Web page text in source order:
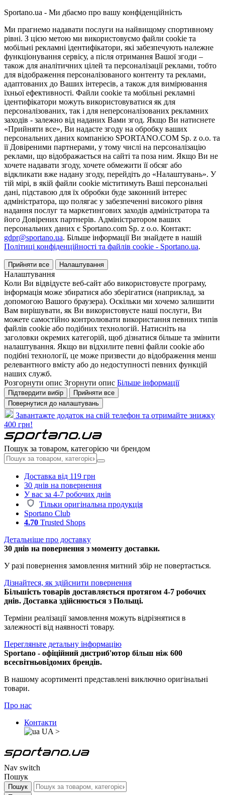
Sportano.ua - Ми дбаємо про вашу конфіденційність
Ми прагнемо надавати послуги на найвищому спортивному
рівні. З цією метою ми використовуємо файли cookie та
мобільні рекламні ідентифікатори, які забезпечують належне
функціонування сервісу, а після отримання Вашої згоди –
також для аналітичних цілей та персоналізації реклами, тобто
для відображення персоналізованого контенту та реклами,
адаптованих до Ваших інтересів, а також для вимірювання
їхньої ефективності. Файли cookie та мобільні рекламні
ідентифікатори можуть використовуватися як для
персоналізованих, так і для неперсоналізованих рекламних
заходів - залежно від наданих Вами згод. Якщо Ви натиснете
«Прийняти все», Ви надасте згоду на обробку ваших
персональних даних компанією SPORTANO.COM Sp. z o.o. та
її Довіреними партнерами, у тому числі на персоналізацію
реклами, що відображається на сайті та поза ним. Якщо Ви не
хочете надавати згоду, хочете обмежити її обсяг або
відкликати вже надану згоду, перейдіть до «Налаштувань». У
тій мірі, в якій файли cookie міститимуть Ваші персональні
дані, підставою для їх обробки буде законний інтерес
адміністратора, що полягає у забезпеченні високого рівня
надання послуг та маркетингових заходів адміністратора та
його Довірених партнерів. Адміністратором ваших
персональних даних є Sportano.com Sp. z o.o. Контакт:
gdpr@sportano.ua. Більше інформації Ви знайдете в нашій
Політиці конфіденційності та файлів cookie - Sportano.ua.
Прийняти все Налаштування
Налаштування
Коли Ви відвідуєте веб-сайт або використовуєте програму,
інформація може збиратися або зберігатися (наприклад, за
допомогою Вашого браузера). Оскільки ми хочемо залишити
Вам вирішувати, як Ви використовуєте наші послуги, Ви
можете самостійно контролювати використання певних типів
файлів cookie або подібних технологій. Натисніть на
заголовки окремих категорій, щоб дізнатися більше та змінити
налаштування. Якщо ви відхилите певні файли cookie або
подібні технології, це може призвести до відображення менш
релевантного вмісту або до недоступності певних функцій
наших служб.
Розгорнути опис Згорнути опис Більше інформації
Підтвердити вибір
Прийняти все
Повернутися до налаштувань
Завантажте додаток на свій телефон та отримайте знижку
400 грн!
Пошук за товаром, категорією чи брендом
Доставка від 119 грн
30 днів на повернення
У вас за 4-7 робочих днів
Тільки оригінальна продукція
Sportano Club
4.70 Trusted Shops
Детальніше про доставку
30 днів на повернення з моменту доставки.
У разі повернення замовлення митний збір не повертається.
Дізнайтеся, як здійснити повернення
Більшість товарів доставляється протягом 4-7 робочих
днів. Доставка здійснюється з Польщі.
Терміни реалізації замовлення можуть відрізнятися в
залежності від наявності товару.
Перегляньте детальну інформацію
Sportano - офіційний дистриб'ютор більш ніж 600
всесвітньовідомих брендів.
В нашому асортименті представлені виключно оригінальні
товари.
Про нас
Контакти
UA >
Nav switch
Пошук
Пошук